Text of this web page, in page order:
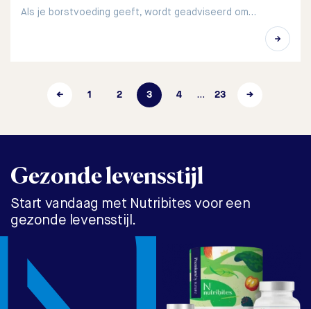
Als je borstvoeding geeft, wordt geadviseerd om…
← 1 2 3 4 … 23 →
Gezonde levensstijl
Start vandaag met Nutribites voor een
gezonde levensstijl.